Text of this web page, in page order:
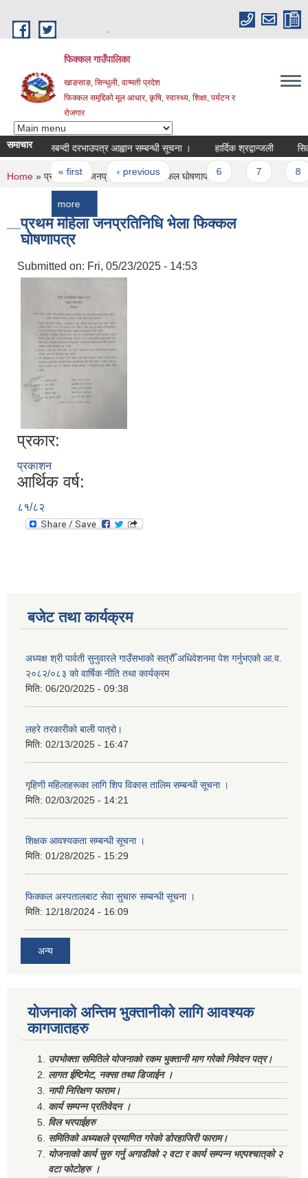
फिक्कल गाउँपालिका
खाङसाङ, सिन्धुली, वाग्मती प्रदेश
फिक्कल समृद्दिको मूल आधार, कृषि, स्वास्थ्य, शिक्षा, पर्यटन र
रोजगार
समाचार
सिलबन्दी दरभाउपत्र आह्वान सम्बन्धी सूचना । हार्दिक श्रद्वान्जली सिलबन्दी
Pages
« first ‹ previous … 6
You are here
Home » प्रथम महिला जनप्रतिनिधि भेला फिक्कल घोषणापत्र
प्रथम महिला जनप्रतिनिधि भेला फिक्कल
घोषणापत्र
Submitted on: Fri, 05/23/2025 - 14:53
प्रकार:
प्रकाशन
आर्थिक वर्ष:
८१/८२
बजेट तथा कार्यक्रम
अध्यक्ष श्री पार्वती सुनुवारले गाउँसभाको सत्रौँ अधिवेशनमा पेश गर्नुभएको आ.व.
२०८२/०८३ को वार्षिक नीति तथा कार्यक्रम
मिति: 06/20/2025 - 09:38
लहरे तरकारीको बाली पात्रो।
मिति: 02/13/2025 - 16:47
गृहिणी महिलाहरूका लागि शिप विकास तालिम सम्बन्धी सूचना ‌।
मिति: 02/03/2025 - 14:21
शिक्षक आवश्यकता सम्बन्धी सूचना ।
मिति: 01/28/2025 - 15:29
फिक्कल अस्पतालबाट सेवा सुचारु सम्बन्धी सूचना ।
मिति: 12/18/2024 - 16:09
अन्य
योजनाको अन्तिम भुक्तानीको लागि आवश्यक
कागजातहरु
उपभोक्ता समितिले योजनाको रकम भुक्तानी माग गरेको निवेदन पत्र।
लागत ईष्टिमेट, नक्सा तथा डिजाईन ।
नापी निरिक्षण फाराम।
कार्य सम्पन्न प्रतिवेदन ।
विल भरपाईहरु
समितिको अध्यक्षले प्रमाणित गरेको डोरहाजिरी फाराम।
योजनाको कार्य सुरु गर्नु अगाडीको २ वटा र कार्य सम्पन्न भएपश्चात्‌को २
वटा फोटोहरु ।